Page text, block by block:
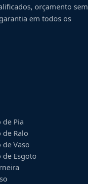
orçamento sem
em todos os
Pia
Ralo
Vaso
Esgoto